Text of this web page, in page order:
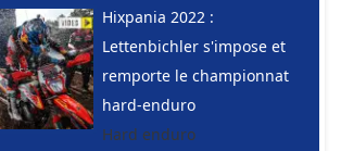
Hixpania 2022 :
Lettenbichler s'impose et
remporte le championnat
hard-enduro
Hard enduro